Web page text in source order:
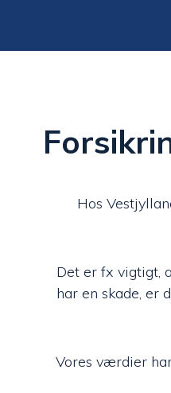
Hos
Det er fx vigtigt,
har en skade, er
Vores værdier